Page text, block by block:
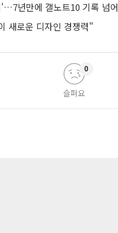
년만에 갤노트10 기록 넘어
새로운 디자인 경쟁력"
슬퍼요
0